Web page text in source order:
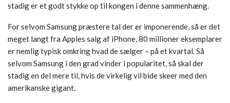
stadig er et godt stykke op til kongen i denne sammenhæng.
For selvom Samsung præstere tal der er imponerende, så er det
meget langt fra Apples salg af iPhone, 80 millioner eksemplarer
er nemlig typisk omkring hvad de sælger – på et kvartal. Så
selvom Samsung i den grad vinder i popularitet, så skal der
stadig en del mere til, hvis de virkelig vil bide skeer med den
amerikanske gigant.